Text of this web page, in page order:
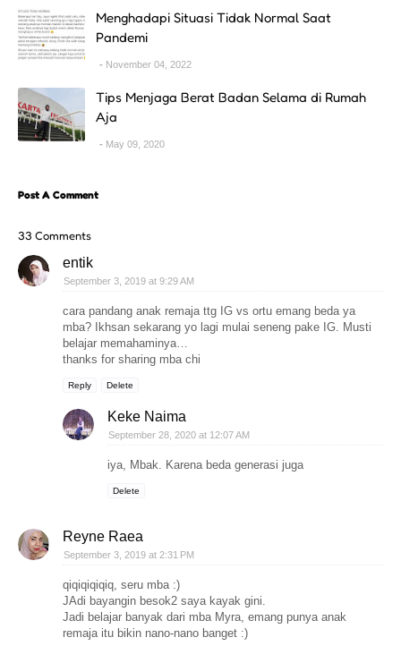
Menghadapi Situasi Tidak Normal Saat
Pandemi
November 04, 2022
Tips Menjaga Berat Badan Selama di Rumah
Aja
May 09, 2020
Post A Comment
33 Comments
entik
September 3, 2019 at 9:29 AM
cara pandang anak remaja ttg IG vs ortu emang beda ya
mba? Ikhsan sekarang yo lagi mulai seneng pake IG. Musti
belajar memahaminya…
thanks for sharing mba chi
Reply Delete
Keke Naima
September 28, 2020 at 12:07 AM
iya, Mbak. Karena beda generasi juga
Delete
Reyne Raea
September 3, 2019 at 2:31 PM
qiqiqiqiqiq, seru mba :)
JAdi bayangin besok2 saya kayak gini.
Jadi belajar banyak dari mba Myra, emang punya anak
remaja itu bikin nano-nano banget :)